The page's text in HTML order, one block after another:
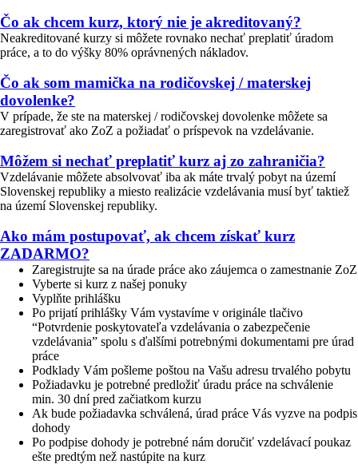
Čo ak chcem kurz, ktorý nie je akreditovaný?
Neakreditované kurzy si môžete rovnako nechať preplatiť úradom
práce, a to do výšky 80% oprávnených nákladov.
Čo ak som mamička na rodičovskej / materskej
dovolenke?
V prípade, že ste na materskej / rodičovskej dovolenke môžete sa
zaregistrovať ako ZoZ a požiadať o príspevok na vzdelávanie.
Môžem si nechať preplatiť kurz aj zo zahraničia?
Vzdelávanie môžete absolvovať iba ak máte trvalý pobyt na území
Slovenskej republiky a miesto realizácie vzdelávania musí byť taktiež
na území Slovenskej republiky.
Ako mám postupovať, ak chcem získať kurz
ZADARMO?
Zaregistrujte sa na úrade práce ako záujemca o zamestnanie ZoZ
Vyberte si kurz z našej ponuky
Vyplňte prihlášku
Po prijatí prihlášky Vám vystavíme v originále tlačivo
“Potvrdenie poskytovateľa vzdelávania o zabezpečenie
vzdelávania” spolu s ďalšími potrebnými dokumentami pre úrad
práce
Podklady Vám pošleme poštou na Vašu adresu trvalého pobytu
Požiadavku je potrebné predložiť úradu práce na schválenie
min. 30 dní pred začiatkom kurzu
Ak bude požiadavka schválená, úrad práce Vás vyzve na podpis
dohody
Po podpise dohody je potrebné nám doručiť vzdelávací poukaz
ešte predtým než nastúpite na kurz